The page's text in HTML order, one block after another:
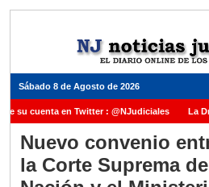
Sábado 8 de Agosto de 2026
su cuenta en Twitter : @NJudiciales La
Justicia de la Nación una medalla al Dr. Raul
Carles para cubrir vacante en la Corte
ante el Juez Daniel Rafecas
Nuevo convenio
la Corte Suprema